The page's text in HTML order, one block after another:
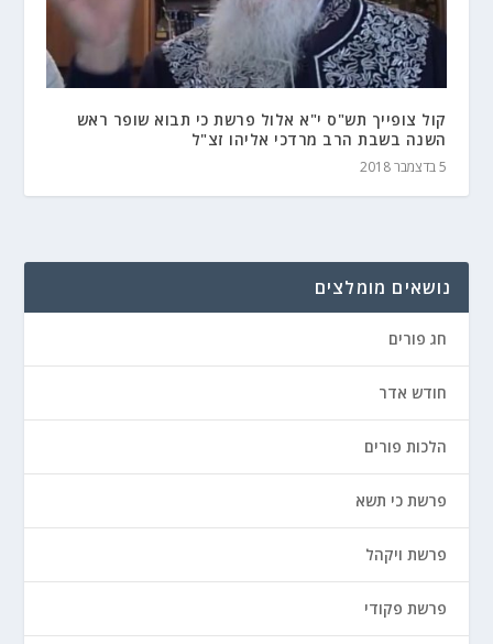
קול צופייך תש"ס י"א אלול פרשת כי תבוא שופר ראש
השנה בשבת הרב מרדכי אליהו זצ"ל
5 בדצמבר 2018
נושאים מומלצים
חג פורים
חודש אדר
הלכות פורים
פרשת כי תשא
פרשת ויקהל
פרשת פקודי